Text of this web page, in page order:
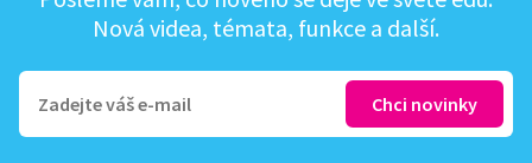
Nová videa, témata, funkce a další.